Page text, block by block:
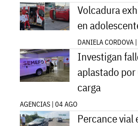
Volcadura
en
DANIELA CORDOVA
Investigan
aplastado por
carga
AGENCIAS | 04 AGO
Percance vial